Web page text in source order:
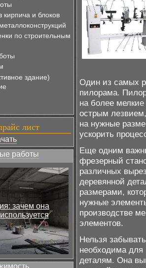
кирпича и блоков
по строительным
здание)
лист
работы
зачем она
Один из самых
пилорама.
на более мелкие
острым
на нужные
ускорить
Еще одним
фрезерный
различных
деревянной
размерами,
нужные
производстве
элементов.
Нельзя
необходима для
деталям. Она